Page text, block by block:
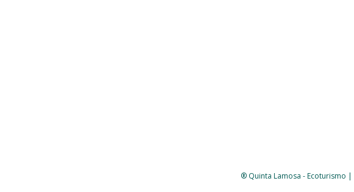
® Quinta Lamosa - Ecoturismo |